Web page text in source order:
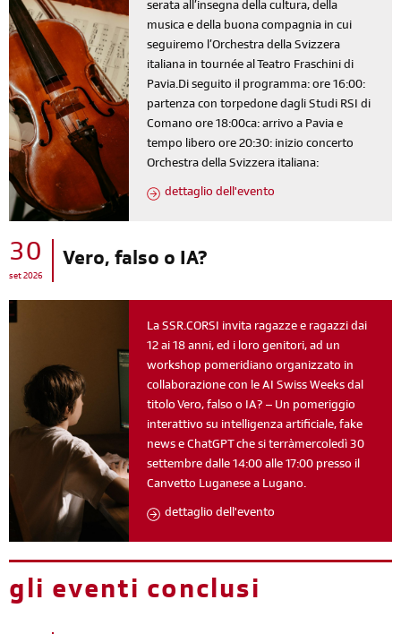
serata all’insegna della cultura, della
musica e della buona compagnia in cui
seguiremo l’Orchestra della Svizzera
italiana in tournée al Teatro Fraschini di
Pavia.Di seguito il programma: ore 16:00:
partenza con torpedone dagli Studi RSI di
Comano ore 18:00ca: arrivo a Pavia e
tempo libero ore 20:30: inizio concerto
Orchestra della Svizzera italiana:
dettaglio dell'evento
30
set 2026
Vero, falso o IA?
La SSR.CORSI invita ragazze e ragazzi dai
12 ai 18 anni, ed i loro genitori, ad un
workshop pomeridiano organizzato in
collaborazione con le AI Swiss Weeks dal
titolo Vero, falso o IA? – Un pomeriggio
interattivo su intelligenza artificiale, fake
news e ChatGPT che si terràmercoledì 30
settembre dalle 14:00 alle 17:00 presso il
Canvetto Luganese a Lugano.
dettaglio dell'evento
gli eventi conclusi